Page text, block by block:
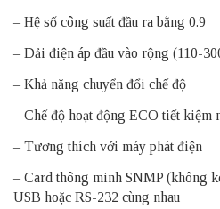
– Hệ số công suất đầu ra bằng 0.9
– Dải điện áp đầu vào rộng (110-
– Khả năng chuyển đổi chế độ
– Chế độ hoạt động ECO tiết kiệm
– Tương thích với máy phát điện
– Card thông minh SNMP (không
USB hoặc RS-232 cùng nhau